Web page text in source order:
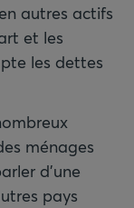
autres actifs
et les
les dettes
ménages
d’une
pays